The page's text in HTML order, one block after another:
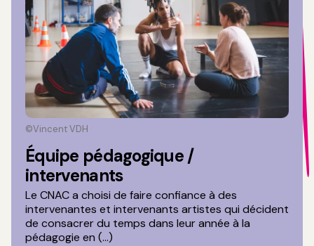
©Vincent VDH
Équipe pédagogique /
intervenants
Le CNAC a choisi de faire confiance à des
intervenantes et intervenants artistes qui décident
de consacrer du temps dans leur année à la
pédagogie en (...)